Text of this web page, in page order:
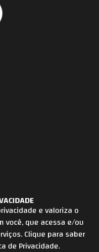
e valoriza o
você, que acessa e/ou
Clique para saber
de Privacidade.